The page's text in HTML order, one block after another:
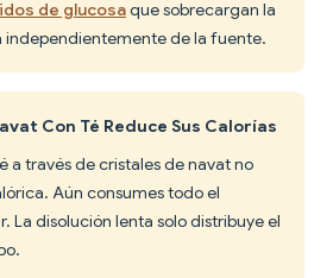
de glucosaque sobrecargan la
de la fuente.
Con Té Reduce Sus Calorías
a través de cristales de navat no
Aún consumes todo el
La disolución lenta solo distribuye el